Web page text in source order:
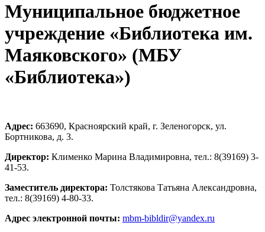
Муниципальное бюджетное
учреждение «Библиотека им.
Маяковского» (МБУ
«Библиотека»)
Адрес: 663690, Красноярский край, г. Зеленогорск, ул.
Бортникова, д. 3.
Директор: Клименко Марина Владимировна, тел.: 8(39169) 3-
41-53.
Заместитель директора: Толстякова Татьяна Александровна,
тел.: 8(39169) 4-80-33.
Адрес электронной почты: mbm-bibldir@yandex.ru